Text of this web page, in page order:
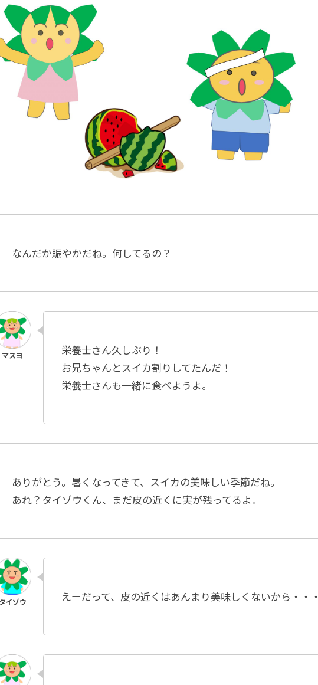
なんだか賑やかだね。何してるの？
栄養士さん久しぶり！
お兄ちゃんとスイカ割りしてたんだ！
栄養士さんも一緒に食べようよ。
ありがとう。暑くなってきて、スイカの美味しい季節だね。
あれ？タイゾウくん、まだ皮の近くに実が残ってるよ。
えーだって、皮の近くはあんまり美味しくないから・・・